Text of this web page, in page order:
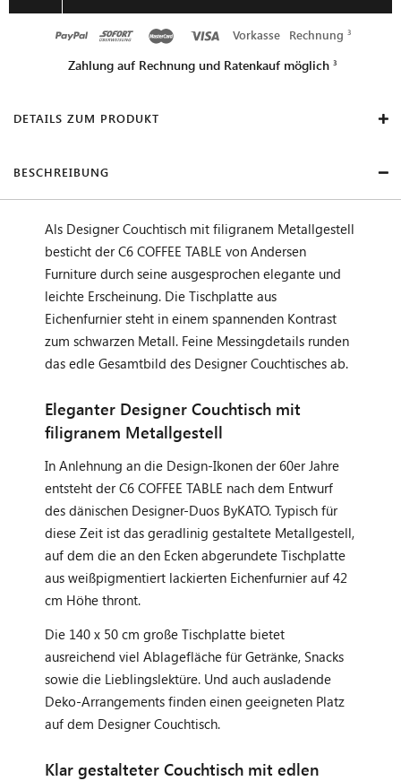
Vorkasse Rechnung
Zahlung auf Rechnung und Ratenkauf möglich
DETAILS ZUM PRODUKT
BESCHREIBUNG
Als Designer Couchtisch mit filigranem Metallgestell
besticht der C6 COFFEE TABLE von Andersen
Furniture durch seine ausgesprochen elegante und
leichte Erscheinung. Die Tischplatte aus
Eichenfurnier steht in einem spannenden Kontrast
zum schwarzen Metall. Feine Messingdetails runden
das edle Gesamtbild des Designer Couchtisches ab.
Eleganter Designer Couchtisch mit
filigranem Metallgestell
In Anlehnung an die Design-Ikonen der 60er Jahre
entsteht der C6 COFFEE TABLE nach dem Entwurf
des dänischen Designer-Duos ByKATO. Typisch für
diese Zeit ist das geradlinig gestaltete Metallgestell,
auf dem die an den Ecken abgerundete Tischplatte
aus weißpigmentiert lackierten Eichenfurnier auf 42
cm Höhe thront.
Die 140 x 50 cm große Tischplatte bietet
ausreichend viel Ablagefläche für Getränke, Snacks
sowie die Lieblingslektüre. Und auch ausladende
Deko-Arrangements finden einen geeigneten Platz
auf dem Designer Couchtisch.
Klar gestalteter Couchtisch mit edlen